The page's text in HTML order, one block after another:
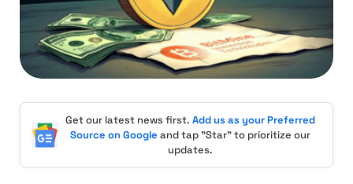
Get our latest news first. Add us as your Preferred
Source on Google and tap "Star" to prioritize our
updates.